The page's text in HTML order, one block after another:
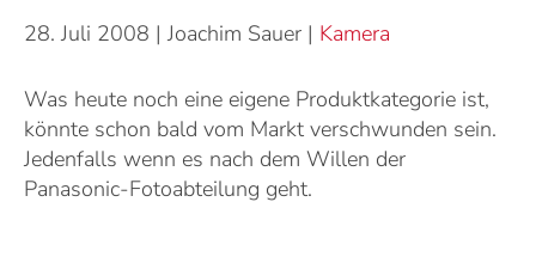
28. Juli 2008 | Joachim Sauer | Kamera
Was heute noch eine eigene Produktkategorie ist,
könnte schon bald vom Markt verschwunden sein.
Jedenfalls wenn es nach dem Willen der
Panasonic-Fotoabteilung geht.